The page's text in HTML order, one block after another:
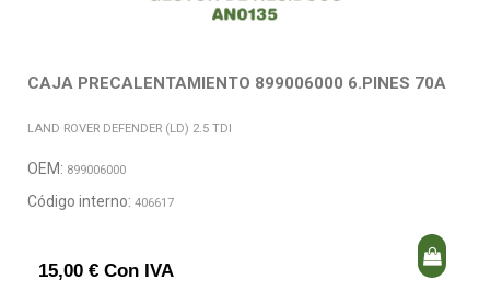
CAJA PRECALENTAMIENTO 899006000 6.PINES 70A
LAND ROVER DEFENDER (LD) 2.5 TDI
OEM: 899006000
Código interno: 406617
15,00 € Con IVA